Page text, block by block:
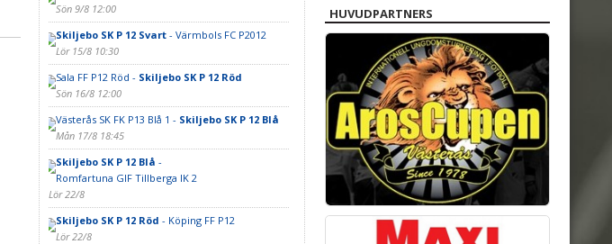
Sön 9/8 12:00
Skiljebo SK P 12 Svart- Värmbols FC P2012
Lör 15/8 10:30
Sala FF P12 Röd - Skiljebo SK P 12 Röd
Sön 16/8 12:00
Västerås SK FK P13 Blå 1 - Skiljebo SK P 12 Blå
Mån 17/8 18:45
Skiljebo SK P 12 Blå -
Romfartuna GIF Tillberga IK 2
Lör 22/8
Skiljebo SK P 12 Röd - Köping FF P12
Lör 22/8
HUVUDPARTNERS